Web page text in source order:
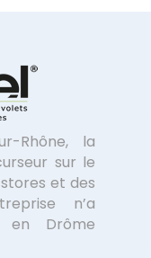
Rhône, la
sur le
et des
n’a
en Drôme